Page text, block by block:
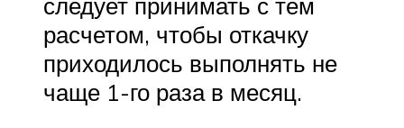
расчетом, чтобы откачку
приходилось выполнять не
чаще 1-го раза в месяц.